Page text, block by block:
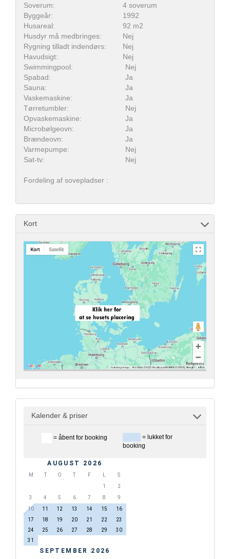
Soverum:
4 soverum
Byggeår:
1992
Husareal:
92 m2
Husdyr må medbringes:
Nej
Rygning tilladt indendørs:
Nej
Havudsigt:
Nej
Swimmingpool:
Nej
Spabad:
Ja
Sauna:
Ja
Vaskemaskine:
Ja
Tørretumbler:
Nej
Opvaskemaskine:
Ja
Microbølgeovn:
Ja
Brændeovn:
Ja
Varmepumpe:
Nej
Sat-tv:
Nej
Fordeling af sovepladser :
Kort
Kalender & priser
= åbent for booking
= lukket for
booking
AUGUST 2026
M T O T F L
S
1
2
3
4 5 6 7 8
9
10
11 12 13 14 15
16
17
18 19 20 21 22
23
24
25 26 27 28 29
30
31
SEPTEMBER 2026